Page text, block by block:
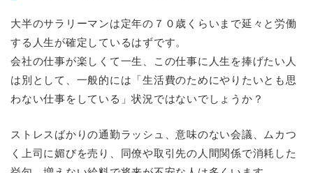
大半のサラリーマンは定年の７０歳くらいまで延々と労働
する人生が確定しているはずです。
会社の仕事が楽しくて一生、この仕事に人生を捧げたい人
は別として、一般的には「生活費のためにやりたいとも思
わない仕事をしている」状況ではないでしょうか？
ストレスばかりの通勤ラッシュ、意味のない会議、ムカつ
く上司に媚びを売り、同僚や取引先の人間関係で消耗した